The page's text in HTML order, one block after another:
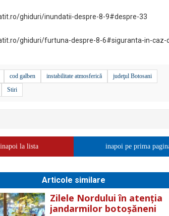
ghiduri/inundatii-despre-8-9#despre-33
ghiduri/furtuna-despre-8-6#siguranta-in-caz-
cod galben instabilitate atmosferică
judeţul Botosani
Stiri
inapoi la lista inapoi pe prima
Articole similare
Zilele Nordului în atenția
jandarmilor botoșăneni